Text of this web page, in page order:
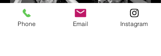
Phone Email Instagram